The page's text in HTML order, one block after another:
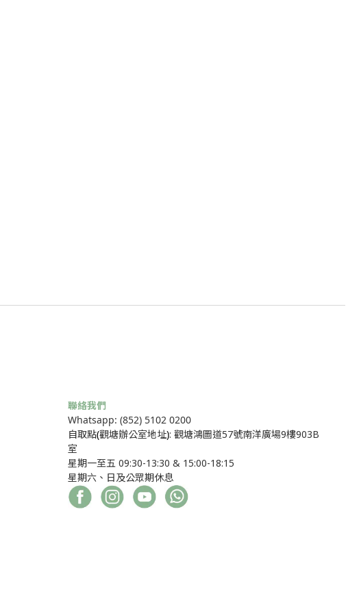
聯絡我們
Whatsapp: (852) 5102 0200
自取點(觀塘辦公室地址): 觀塘鴻圖道57號南洋廣場9樓903B
室
星期一至五 09:30-13:30 & 15:00-18:15
星期六、日及公眾期休息